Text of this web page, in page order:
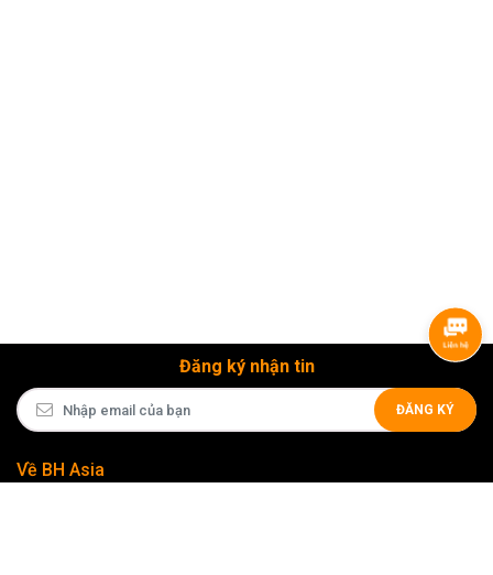
Đăng ký nhận tin
ĐĂNG KÝ
Về BH Asia